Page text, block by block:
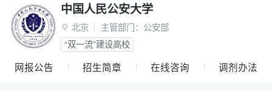
中国人民公安大学
 北京 主管部门： 公安部
“双一流”建设高校
网报公告 招生简章 在线咨询 调剂办法